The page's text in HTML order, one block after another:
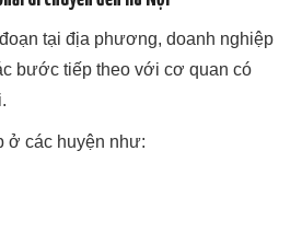
tại địa phương, doanh nghiệp
bước tiếp theo với cơ quan có
ở các huyện như: